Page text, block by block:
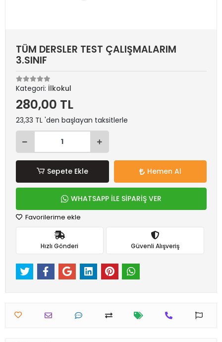
TÜM DERSLER TEST ÇALIŞMALARIM
3.SINIF
Kategori: İlkokul
280,00 TL
23,33 TL 'den başlayan taksitlerle
Sepete Ekle Hemen Al
WHATSAPP İLE SİPARİŞ VER
Favorilerime ekle
Hızlı Gönderi Güvenli Alışveriş